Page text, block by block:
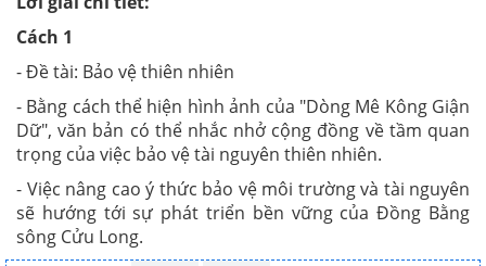
Cách 1
- Đề tài: Bảo vệ thiên nhiên
- Bằng cách thể hiện hình ảnh của "Dòng Mê Kông Giận
Dữ", văn bản có thể nhắc nhở cộng đồng về tầm quan
trọng của việc bảo vệ tài nguyên thiên nhiên.
- Việc nâng cao ý thức bảo vệ môi trường và tài nguyên
sẽ hướng tới sự phát triển bền vững của Đồng Bằng
sông Cửu Long.